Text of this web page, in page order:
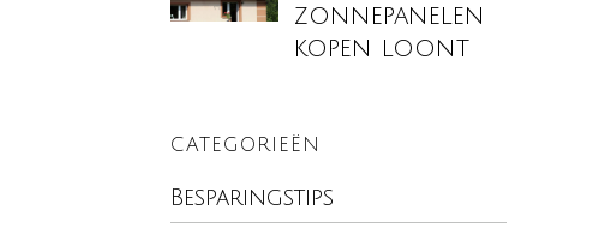
zonnepanelen
kopen loont
CATEGORIEËN
Besparingstips